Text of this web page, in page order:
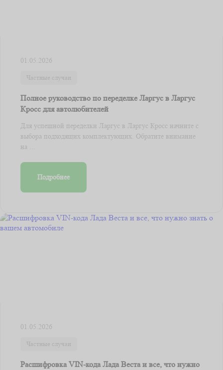
01.05.2026
Частные случаи
Полное руководство по переделке Ларгус в Ларгус
Кросс для автолюбителей
Для успешной переделки Ларгус в Ларгус Кросс начните с
выбора подходящих комплектующих. Обратите внимание
на ...
Подробнее
01.05.2026
Частные случаи
Расшифровка VIN-кода Лада Веста и все, что нужно